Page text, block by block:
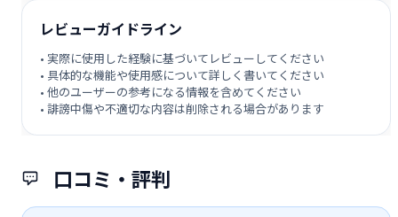
口コミ・評判
レビューガイドライン
• 実際に使用した経験に基づいてレビューしてください
• 具体的な機能や使用感について詳しく書いてください
• 他のユーザーの参考になる情報を含めてください
• 誹謗中傷や不適切な内容は削除される場合があります